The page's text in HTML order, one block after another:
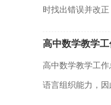
时找出错误并改
高中数学教学
高中数学教学工
语言组织能力，